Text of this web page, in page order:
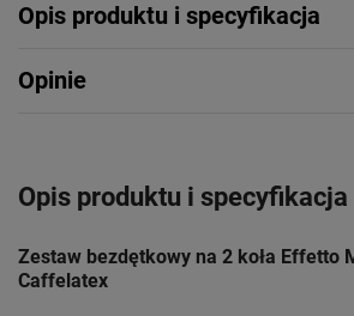
Opis produktu i specyfikacja
Opinie
Opis produktu i specyfikacja
Zestaw bezdętkowy na 2 koła Effetto
Caffelatex